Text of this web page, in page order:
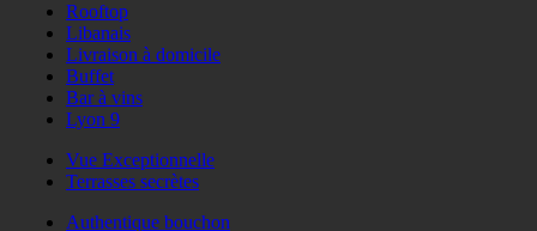
Rooftop
Libanais
Livraison à domicile
Buffet
Bar à vins
Lyon 9
Vue Exceptionnelle
Terrasses secrètes
Authentique bouchon